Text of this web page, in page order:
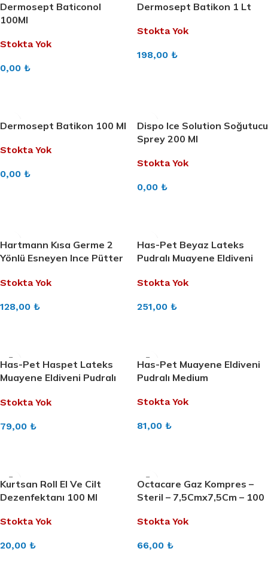
Dermosept Baticonol
100Ml
Stokta Yok
0,00 ₺
Dermosept Batikon 1 Lt
Stokta Yok
198,00 ₺
Dermosept Batikon 100 Ml
Stokta Yok
0,00 ₺
Dispo Ice Solution Soğutucu
Sprey 200 Ml
Stokta Yok
0,00 ₺
Hartmann Kısa Germe 2
Yönlü Esneyen Ince Pütter
Stokta Yok
128,00 ₺
Has-Pet Beyaz Lateks
Pudralı Muayene Eldiveni
Stokta Yok
251,00 ₺
Has-Pet Haspet Lateks
Muayene Eldiveni Pudralı
Stokta Yok
79,00 ₺
Has-Pet Muayene Eldiveni
Pudralı Medium
Stokta Yok
81,00 ₺
Kurtsan Roll El Ve Cilt
Dezenfektanı 100 Ml
Stokta Yok
20,00 ₺
Octacare Gaz Kompres –
Steril – 7,5Cmx7,5Cm – 100
Stokta Yok
66,00 ₺